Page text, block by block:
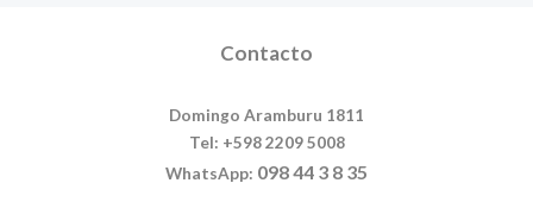
Contacto
Domingo Aramburu 1811
Tel: +598 2209 5008
WhatsApp: 098 44 3 8 35